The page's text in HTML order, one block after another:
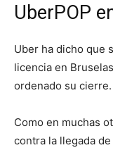
UberPOP
Uber ha dicho que
licencia en
ordenado su cierre.
Como en muchas
contra la llegada